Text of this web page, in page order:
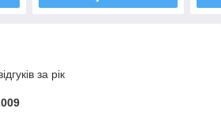
за рік